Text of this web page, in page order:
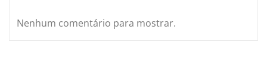
Nenhum comentário para mostrar.